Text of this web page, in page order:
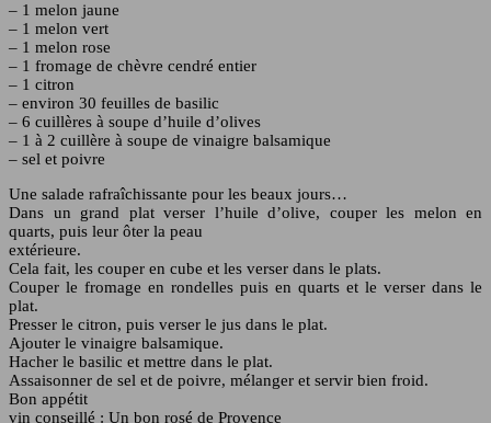
– 1 melon jaune
– 1 melon vert
– 1 melon rose
– 1 fromage de chèvre cendré entier
– 1 citron
– environ 30 feuilles de basilic
– 6 cuillères à soupe d’huile d’olives
– 1 à 2 cuillère à soupe de vinaigre balsamique
– sel et poivre
Une salade rafraîchissante pour les beaux jours…
Dans un grand plat verser l’huile d’olive, couper les melon en
quarts, puis leur ôter la peau
extérieure.
Cela fait, les couper en cube et les verser dans le plats.
Couper le fromage en rondelles puis en quarts et le verser dans le
plat.
Presser le citron, puis verser le jus dans le plat.
Ajouter le vinaigre balsamique.
Hacher le basilic et mettre dans le plat.
Assaisonner de sel et de poivre, mélanger et servir bien froid.
Bon appétit
vin conseillé : Un bon rosé de Provence